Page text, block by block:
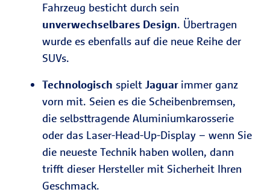
Fahrzeug besticht durch sein
unverwechselbares Design. Übertragen
wurde es ebenfalls auf die neue Reihe der
SUVs.
Technologisch spielt Jaguar immer ganz
vorn mit. Seien es die Scheibenbremsen,
die selbsttragende Aluminiumkarosserie
oder das Laser-Head-Up-Display – wenn Sie
die neueste Technik haben wollen, dann
trifft dieser Hersteller mit Sicherheit Ihren
Geschmack.